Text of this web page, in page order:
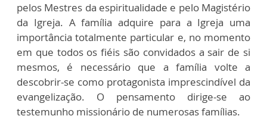
pelos Mestres da espiritualidade e pelo Magistério
da Igreja. A família adquire para a Igreja uma
importância totalmente particular e, no momento
em que todos os fiéis são convidados a sair de si
mesmos, é necessário que a família volte a
descobrir-se como protagonista imprescindível da
evangelização. O pensamento dirige-se ao
testemunho missionário de numerosas famílias.